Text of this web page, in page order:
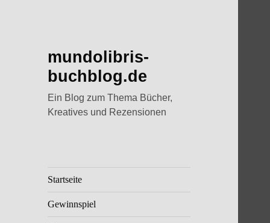
mundolibris-
buchblog.de
Ein Blog zum Thema Bücher,
Kreatives und Rezensionen
Startseite
Gewinnspiel